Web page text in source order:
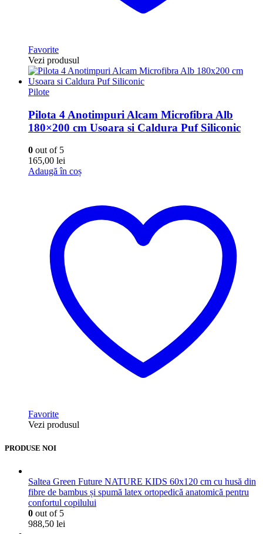
Favorite
Vezi produsul
Pilote
Pilota 4 Anotimpuri Alcam Microfibra Alb
180×200 cm Usoara si Caldura Puf Siliconic
0 out of 5
165,00 lei
Adaugă în coș
Favorite
Vezi produsul
PRODUSE NOI
Saltea Green Future NATURE KIDS 60x120 cm cu husă din
fibre de bambus și spumă latex ortopedică anatomică pentru
confortul copilului
0 out of 5
988,50 lei